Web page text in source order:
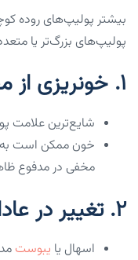
بیشتر پولیپ‌های روده
پولیپ‌های بزرگ‌تر یا
1. خونریزی از
شایع‌ترین علامت
خون ممکن است
مخفی در مدفوع
2. تغییر در
اسهال یا یبوست